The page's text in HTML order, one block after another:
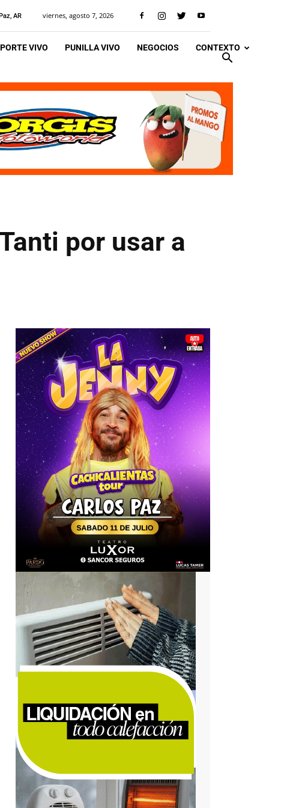
AR viernes, agosto 7, 2026
VIVO PUNILLA VIVO NEGOCIOS CONTEXTO
por usar a